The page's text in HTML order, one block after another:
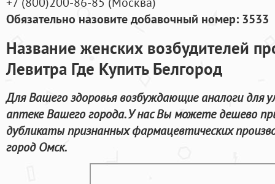
Обязательно назовите добавочный номер: 3533
Название женских возбудителей
Левитра Где Купить Белгород
Для Вашего здоровья возбуждающие аналоги для
аптеке Вашего города. У нас Вы можете дешево
дубликаты признанных фармацевтических
город Омск.